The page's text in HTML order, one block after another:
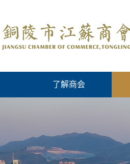
了解商会